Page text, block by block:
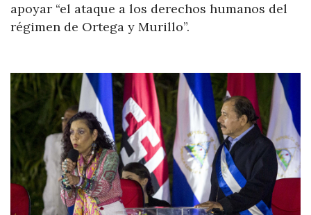
apoyar “el ataque a los derechos humanos del
régimen de Ortega y Murillo”.